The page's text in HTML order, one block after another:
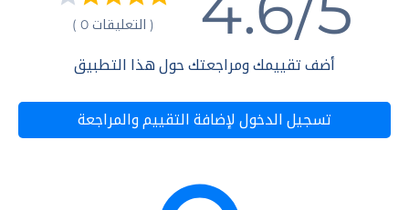
( التعليقات 0 )
أضف تقييمك ومراجعتك حول هذا التطبيق
تسجيل الدخول لإضافة التقييم والمراجعة